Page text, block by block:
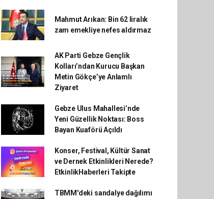
Mahmut Arıkan: Bin 62 liralık
zam emekliye nefes aldırmaz
AK Parti Gebze Gençlik
Kolları’ndan Kurucu Başkan
Metin Gökçe’ye Anlamlı
Ziyaret
Gebze Ulus Mahallesi’nde
Yeni Güzellik Noktası: Boss
Bayan Kuaförü Açıldı
Konser, Festival, Kültür Sanat
ve Dernek Etkinlikleri Nerede?
EtkinlikHaberleri Takipte
TBMM'deki sandalye dağılımı